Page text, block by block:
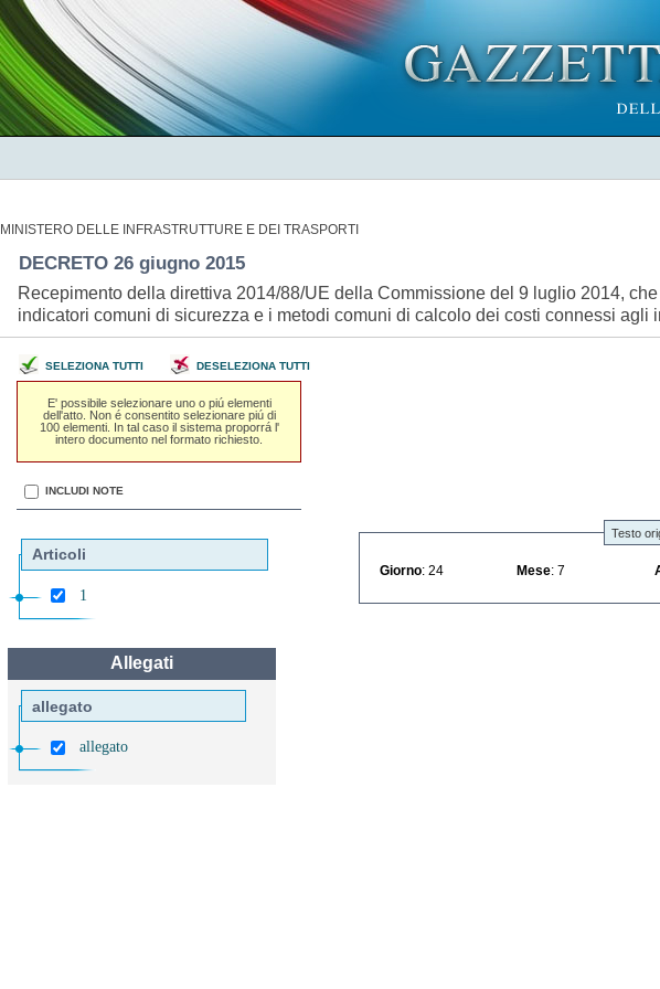
MINISTERO DELLE INFRASTRUTTURE E DEI TRASPORTI
DECRETO 26 giugno 2015
Recepimento della direttiva 2014/88/UE della Commissione del 9 luglio 2014,
indicatori comuni di sicurezza e i metodi comuni di calcolo dei costi connessi agli
SELEZIONA TUTTI DESELEZIONA TUTTI
E' possibile selezionare uno o piú elementi
dell'atto. Non é consentito selezionare piú di
100 elementi. In tal caso il sistema proporrá l'
intero documento nel formato richiesto.
INCLUDI NOTE
Articoli
1
Allegati
allegato
allegato
Testo
Giorno : 24 Mese : 7